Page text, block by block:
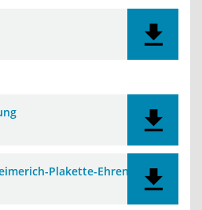
Plakette-Ehrennadel